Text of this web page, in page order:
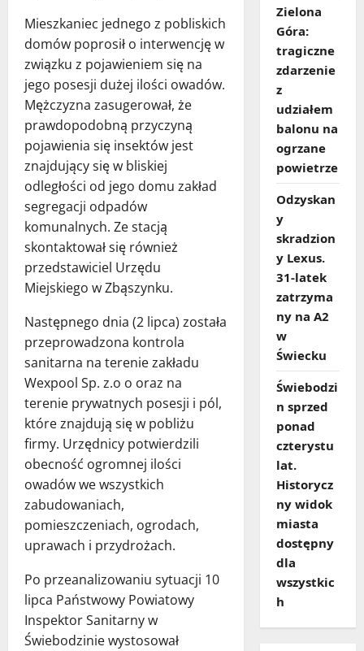
Mieszkaniec jednego z pobliskich
domów poprosił o interwencję w
związku z pojawieniem się na
jego posesji dużej ilości owadów.
Mężczyzna zasugerował, że
prawdopodobną przyczyną
pojawienia się insektów jest
znajdujący się w bliskiej
odległości od jego domu zakład
segregacji odpadów
komunalnych. Ze stacją
skontaktował się również
przedstawiciel Urzędu
Miejskiego w Zbąszynku.
Następnego dnia (2 lipca) została
przeprowadzona kontrola
sanitarna na terenie zakładu
Wexpool Sp. z.o o oraz na
terenie prywatnych posesji i pól,
które znajdują się w pobliżu
firmy. Urzędnicy potwierdzili
obecność ogromnej ilości
owadów we wszystkich
zabudowaniach,
pomieszczeniach, ogrodach,
uprawach i przydrożach.
Po przeanalizowaniu sytuacji 10
lipca Państwowy Powiatowy
Inspektor Sanitarny w
Świebodzinie wystosował
Zielona
Góra:
tragiczne
zdarzenie
z
udziałem
balonu na
ogrzane
powietrze
Odzyskan
y
skradzion
y Lexus.
31‑latek
zatrzyma
ny na A2
w
Świecku
Świebodzi
n sprzed
ponad
czterystu
lat.
Historycz
ny widok
miasta
dostępny
dla
wszystkic
h